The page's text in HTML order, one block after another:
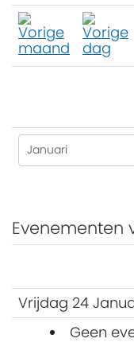
Evenementen
Vrijdag 24
Geen